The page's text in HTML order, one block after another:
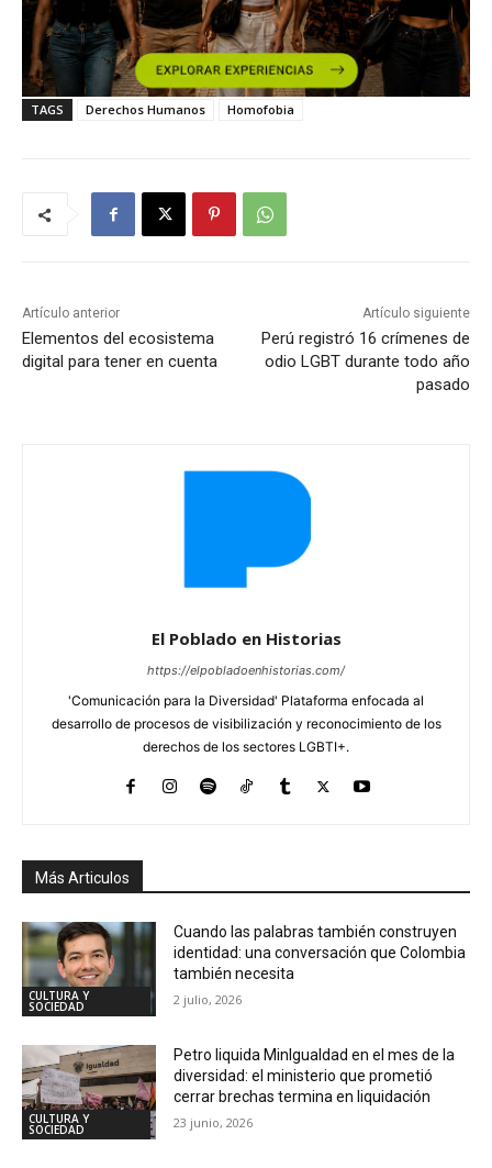
TAGS Derechos Humanos Homofobia
Artículo anterior
Elementos del ecosistema
digital para tener en cuenta
Artículo siguiente
Perú registró 16 crímenes de
odio LGBT durante todo año
pasado
El Poblado en Historias
https://elpobladoenhistorias.com/
'Comunicación para la Diversidad' Plataforma enfocada al
desarrollo de procesos de visibilización y reconocimiento de los
derechos de los sectores LGBTI+.
Más Articulos
CULTURA Y
SOCIEDAD
Cuando las palabras también construyen
identidad: una conversación que Colombia
también necesita
2 julio, 2026
CULTURA Y
SOCIEDAD
Petro liquida MinIgualdad en el mes de la
diversidad: el ministerio que prometió
cerrar brechas termina en liquidación
23 junio, 2026